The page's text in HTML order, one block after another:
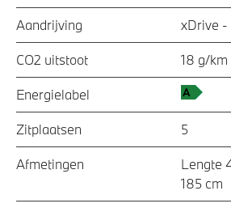
Aandrijving xDrive -
CO2 uitstoot 18 g/km
Energielabel
Zitplaatsen 5
Afmetingen
Lengte
185 cm